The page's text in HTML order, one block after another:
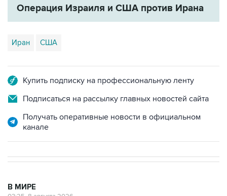
Иран США
Подписаться на рассылку главных новостей сайта
Получать оперативные новости в официальном
Пентагон опубликовал очередную